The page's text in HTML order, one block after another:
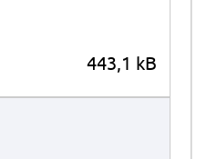
443,1 kB